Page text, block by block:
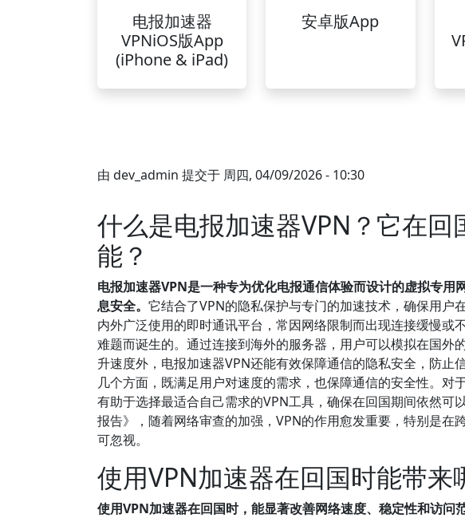
电报加速器
VPNiOS版App
(iPhone & iPad)
安卓版App
由 dev_admin 提交于 周四, 04/09/2026 - 10:30
什么是电报加速器VPN？它在
能？
电报加速器VPN是一种专为优化电报通信体验而设计的虚拟专
息安全。 它结合了VPN的隐私保护与专门的加速技术，确保用户
内外广泛使用的即时通讯平台，常因网络限制而出现连接缓慢或
难题而诞生的。通过连接到海外的服务器，用户可以模拟在国外
升速度外，电报加速器VPN还能有效保障通信的隐私安全，防止
几个方面，既满足用户对速度的需求，也保障通信的安全性。对
有助于选择最适合自己需求的VPN工具，确保在回国期间依然可
报告》，随着网络审查的加强，VPN的作用愈发重要，特别是在
可忽视。
使用VPN加速器在回国时能带来
使用VPN加速器在回国时，能显著改善网络速度、稳定性和访问范